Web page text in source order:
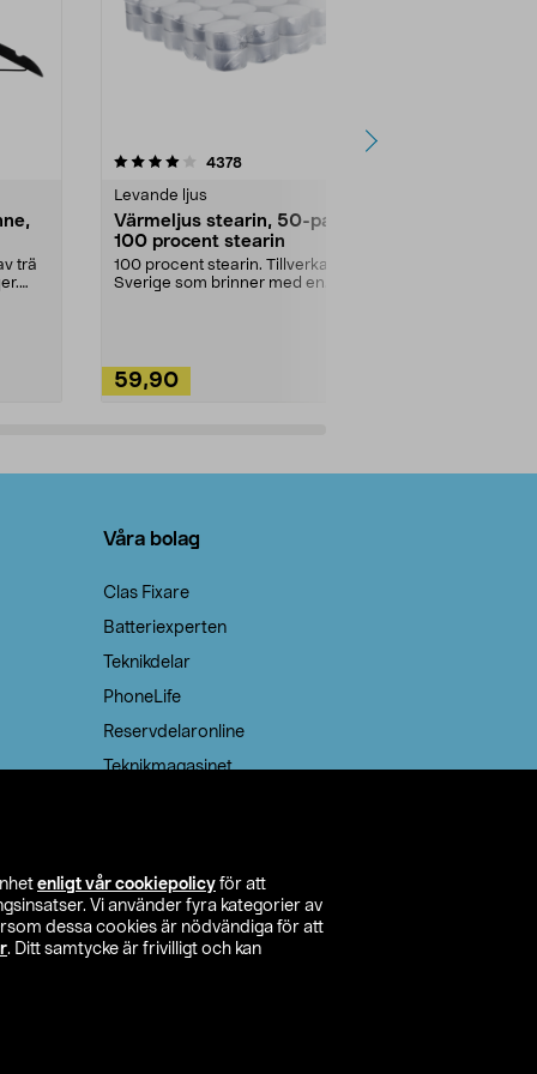
enligt vår cookiepolicy för att
Vi använder fyra kategorier av
dessa cookies är nödvändiga för att
. Ditt samtycke är frivilligt och kan
trä
4378recensioner
Levande ljus
Värmeljus stearin, 50-pack,
100 procent stearin
100 procent stearin. Tillverkade i
Sverige som brinner med en
59,90
4.5av 5 stjärnor
Våra bolag
Clas Fixare
Batteriexperten
Teknikdelar
PhoneLife
Reservdelaronline
Teknikmagasinet